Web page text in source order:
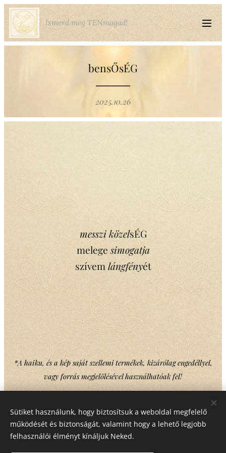
Ismerd meg TENmagad!
bensŐsÉG
2025.10.26
messzi közelsÉG
melegesimogatja
szívem lángfényét
*A haiku, és a kép saját szellemi termékek, kizárólag engedéllyel,
vagy forrás megjelölésével használhatóak fel!
Share
Sütiket használunk, hogy biztosítsuk a weboldal megfelelő
működését és biztonságát, valamint hogy a lehető legjobb
felhasználói élményt kínáljuk Neked.